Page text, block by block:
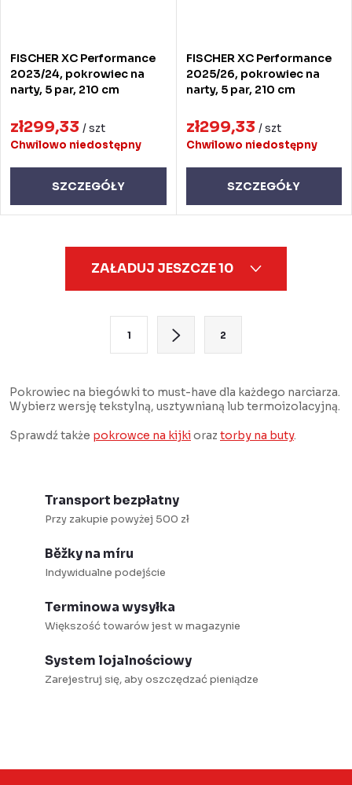
FISCHER XC Performance
2023/24, pokrowiec na
narty, 5 par, 210 cm
zł299,33 / szt
Chwilowo niedostępny
SZCZEGÓŁY
FISCHER XC Performance
2025/26, pokrowiec na
narty, 5 par, 210 cm
zł299,33 / szt
Chwilowo niedostępny
SZCZEGÓŁY
l
k
i
ZAŁADUJ JESZCZE 10
i
n
a
1 2
Pokrowiec na biegówki to must-have dla każdego narciarza.
Wybierz wersję tekstylną, usztywnianą lub termoizolacyjną.
Sprawdź także pokrowce na kijkioraz torby na buty.
Transport bezpłatny
Przy zakupie powyżej 500 zł
Běžky na míru
Indywidualne podejście
Terminowa wysyłka
Większość towarów jest w magazynie
System lojalnościowy
Zarejestruj się, aby oszczędzać pieniądze